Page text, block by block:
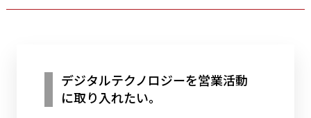
デジタルテクノロジーを営業活動
に取り入れたい。